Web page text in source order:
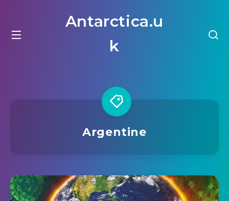
Antarctica.u
k
Argentine